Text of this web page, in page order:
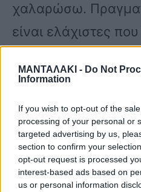
ΜΑΝΤΑΛΑΚΙ - Do Not
Information
If you wish to opt-out of the
processing of your personal or
targeted advertising by us,
section to confirm your
opt-out request is processed
interest-based ads based on
us or personal information
χαλαρώσω.
είναι ελάχιστες
ξαναξεκινήσουμε»,
Και όταν
μυστικό στη